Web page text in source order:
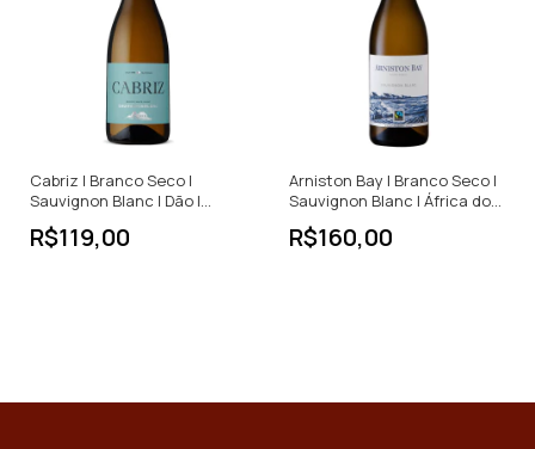
Cabriz | Branco Seco |
Sauvignon Blanc | Dão |
Portugal | 750ml
R$119,00
Arniston Bay | Branco Seco |
Sauvignon Blanc | África do
Sul | 750ml
R$160,00